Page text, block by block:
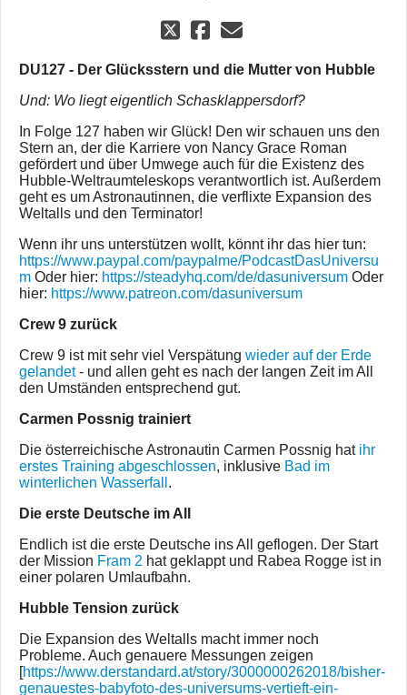
DU127 - Der Glücksstern und die Mutter von Hubble
Und: Wo liegt eigentlich Schasklappersdorf?
In Folge 127 haben wir Glück! Den wir schauen uns den
Stern an, der die Karriere von Nancy Grace Roman
gefördert und über Umwege auch für die Existenz des
Hubble-Weltraumteleskops verantwortlich ist. Außerdem
geht es um Astronautinnen, die verflixte Expansion des
Weltalls und den Terminator!
Wenn ihr uns unterstützen wollt, könnt ihr das hier tun:
https://www.paypal.com/paypalme/PodcastDasUniversu
m Oder hier: https://steadyhq.com/de/dasuniversum Oder
hier: https://www.patreon.com/dasuniversum
Crew 9 zurück
Crew 9 ist mit sehr viel Verspätung wieder auf der Erde
gelandet- und allen geht es nach der langen Zeit im All
den Umständen entsprechend gut.
Carmen Possnig trainiert
Die österreichische Astronautin Carmen Possnig hat ihr
erstes Training abgeschlossen, inklusive Bad im
winterlichen Wasserfall .
Die erste Deutsche im All
Endlich ist die erste Deutsche ins All geflogen. Der Start
der Mission Fram 2 hat geklappt und Rabea Rogge ist in
einer polaren Umlaufbahn.
Hubble Tension zurück
Die Expansion des Weltalls macht immer noch
Probleme. Auch genauere Messungen zeigen
[https://www.derstandard.at/story/3000000262018/bisher-
genauestes-babyfoto-des-universums-vertieft-ein-